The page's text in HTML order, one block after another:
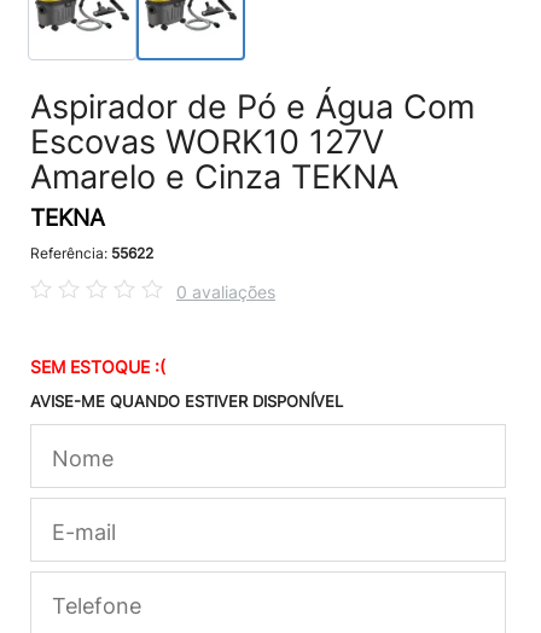
Aspirador de Pó e Água Com
Escovas WORK10 127V
Amarelo e Cinza TEKNA
TEKNA
Referência: 55622
0 avaliações
SEM ESTOQUE :(
AVISE-ME QUANDO ESTIVER DISPONÍVEL